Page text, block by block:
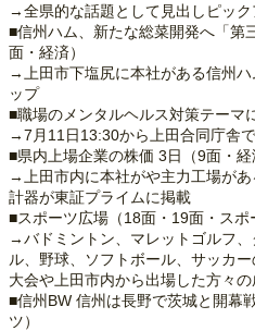
→全県的な話題として見出しピック
■信州ハム、新たな総菜開発へ「第
面・経済）
→上田市下塩尻に本社がある信州
ップ
■職場のメンタルヘルス対策テーマ
→7月11日13:30から上田合同庁舎
■県内上場企業の株価 3日（9面・経
→上田市内に本社がや主力工場が
計器が東証プライムに掲載
■スポーツ広場（18面・19面・スポ
→バドミントン、マレットゴルフ
ル、野球、ソフトボール、サッカ
大会や上田市内から出場した方々
■信州BW 信州は長野で茨城と開幕
ツ）